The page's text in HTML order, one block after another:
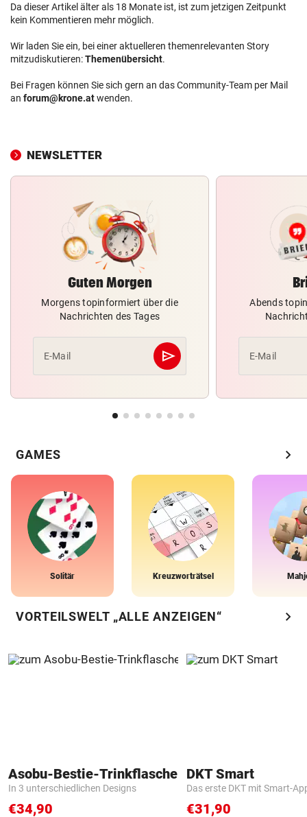
Da dieser Artikel älter als 18 Monate ist, ist zum jetzigen Zeitpunkt
kein Kommentieren mehr möglich.
Wir laden Sie ein, bei einer aktuelleren themenrelevanten Story
mitzudiskutieren:Themenübersicht.
Bei Fragen können Sie sich gern an das Community-Team per Mail
an forum@krone.atwenden.
NEWSLETTER
Guten Morgen
Morgens topinformiert über die
Nachrichten des Tages
E-Mail send
Abschicken
Abends
E-Mail
GAMES chevron_right
Solitär Kreuzworträtsel
VORTEILSWELT „ALLE ANZEIGEN“ chevron_right
Asobu-Bestie-Trinkflasche
In 3 unterschiedlichen Designs
€34,90
DKT Smart
Das erste DKT mit Smart-
€31,90